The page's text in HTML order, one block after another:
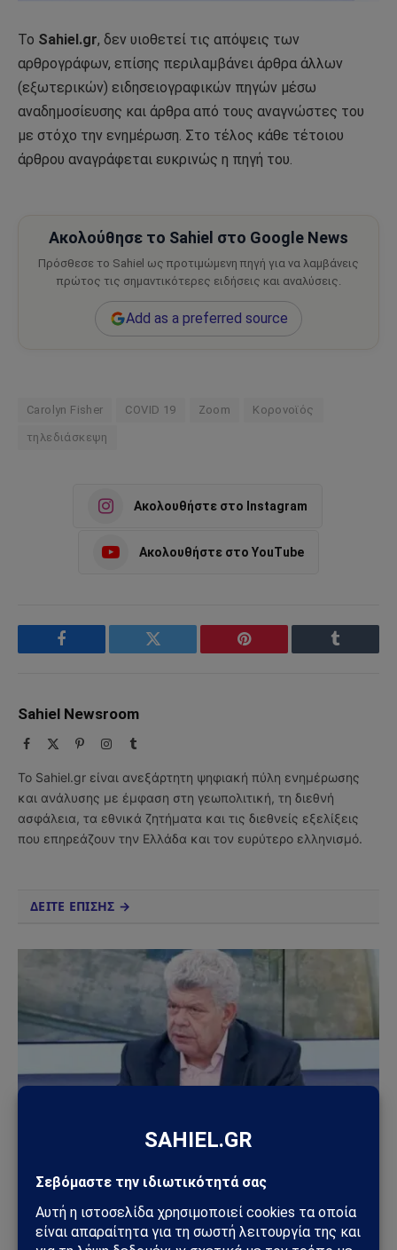
Το Sahiel.gr, δεν υιοθετεί τις απόψεις των
αρθρογράφων, επίσης περιλαμβάνει άρθρα άλλων
(εξωτερικών) ειδησειογραφικών πηγών μέσω
αναδημοσίευσης και άρθρα από τους αναγνώστες του
με στόχο την ενημέρωση. Στο τέλος κάθε τέτοιου
άρθρου αναγράφεται ευκρινώς η πηγή του.
Ακολούθησε το Sahiel στο Google News
Πρόσθεσε το Sahiel ως προτιμώμενη πηγή για να λαμβάνεις
πρώτος τις σημαντικότερες ειδήσεις και αναλύσεις.
Add as a preferred source
Carolyn Fisher COVID 19 Zoom Κορονοϊός
τηλεδιάσκεψη
Ακολουθήστε στο Instagram
Ακολουθήστε στο YouTube
Facebook Twitter Pinterest Tumblr
Sahiel Newsroom
Facebook PinterestInstagram
Tumblr
Το Sahiel.gr είναι ανεξάρτητη ψηφιακή πύλη ενημέρωσης
και ανάλυσης με έμφαση στη γεωπολιτική, τη διεθνή
ασφάλεια, τα εθνικά ζητήματα και τις διεθνείς εξελίξεις
που επηρεάζουν την Ελλάδα και τον ευρύτερο ελληνισμό.
ΔΕΙΤΕ ΕΠΙΣΗΣ →
ΕΘΝΙΚΆ
Μάζης: «Ο άξονας Ελλάδα – Κρήτη – Κύπρος είναι
το μεγάλο γεωπολιτικό όπλο του Ελληνισμού»
(Βίντεο)